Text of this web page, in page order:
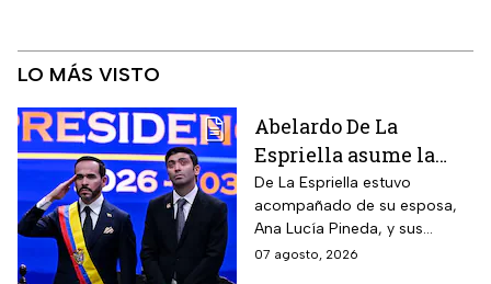
LO MÁS VISTO
Abelardo De La
Espriella asume la
presidencia de
Colombia; así fue su
atípica investidura en
Cali
De La Espriella estuvo
acompañado de su esposa,
Ana Lucía Pineda, y sus
cuatro hijos, además de los
07 agosto, 2026